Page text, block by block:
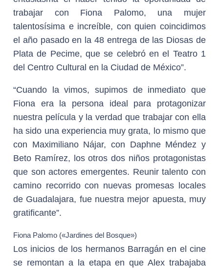
trabajar con Fiona Palomo, una mujer
talentosísima e increíble, con quien coincidimos
el año pasado en la 48 entrega de las Diosas de
Plata de Pecime, que se celebró en el Teatro 1
del Centro Cultural en la Ciudad de México”.
“Cuando la vimos, supimos de inmediato que
Fiona era la persona ideal para protagonizar
nuestra película y la verdad que trabajar con ella
ha sido una experiencia muy grata, lo mismo que
con Maximiliano Nájar, con Daphne Méndez y
Beto Ramírez, los otros dos niños protagonistas
que son actores emergentes. Reunir talento con
camino recorrido con nuevas promesas locales
de Guadalajara, fue nuestra mejor apuesta, muy
gratificante”.
Fiona Palomo («Jardines del Bosque»)
Los inicios de los hermanos Barragán en el cine
se remontan a la etapa en que Alex trabajaba